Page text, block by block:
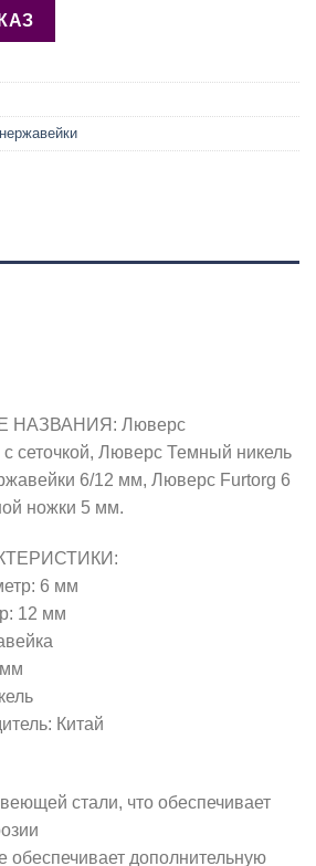
НАЗВАНИЯ: Люверс
сеточкой, Люверс Темный никель
6/12 мм, Люверс Furtorg 6
ножки 5 мм.
6 мм
12 мм
Китай
стали, что обеспечивает
дополнительную